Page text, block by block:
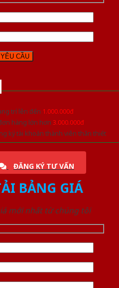
trí lên đến 1.000.000đ
hàng lớn hơn 3.000.000đ
ký tài khoản thành viên thân thiết
ĐĂNG KÝ TƯ VẤN
BẢNG GIÁ
mới nhất từ chúng tôi